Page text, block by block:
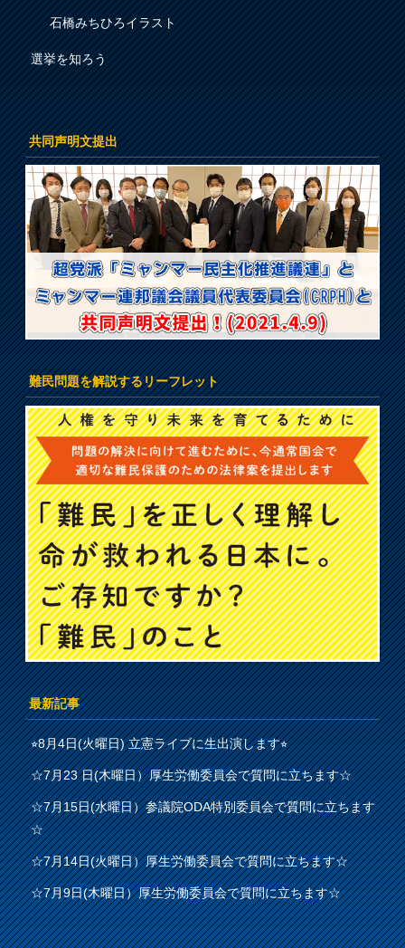
石橋みちひろイラスト
選挙を知ろう
共同声明文提出
難民問題を解説するリーフレット
最新記事
⭐︎8月4日(火曜日) 立憲ライブに生出演します⭐︎
☆7月23 日(木曜日）厚生労働委員会で質問に立ちます☆
☆7月15日(水曜日）参議院ODA特別委員会で質問に立ちます
☆
☆7月14日(火曜日）厚生労働委員会で質問に立ちます☆
☆7月9日(木曜日）厚生労働委員会で質問に立ちます☆